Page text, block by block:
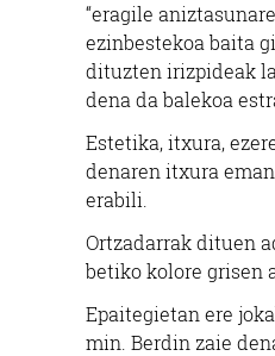
“eragile
ezinbestekoa baita
dituzten irizpideak
dena da balekoa
Estetika, itxura,
denaren itxura
erabili.
Ortzadarrak dituen
betiko kolore grisen
Epaitegietan ere
min. Berdin zaie